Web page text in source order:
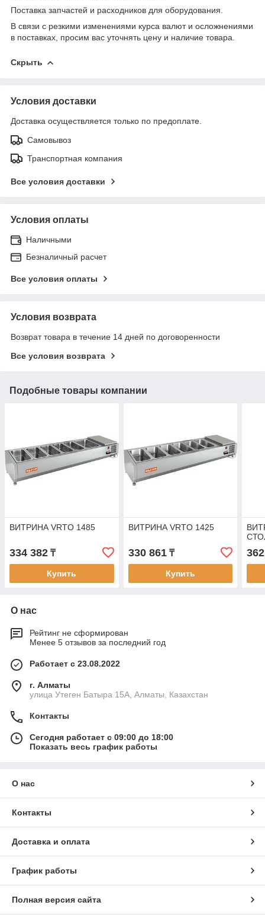
Поставка запчастей и расходников для оборудования.
В связи с резкими изменениями курса валют и осложнениями
в поставках, просим вас уточнять цену и наличие товара.
Скрыть
Условия доставки
Доставка осуществляется только по предоплате.
Самовывоз
Транспортная компания
Все условия доставки
Условия оплаты
Наличными
Безналичный расчет
Все условия оплаты
Условия возврата
Возврат товара в течение 14 дней по договоренности
Все условия возврата
Подобные товары компании
ВИТРИНА VRTO 1485
334 382 ₸
Купить
ВИТРИНА VRTO 1425
330 861₸
Купить
О нас
Рейтинг не сформирован
Менее 5 отзывов за последний год
Работает с 23.08.2022
г. Алматы
улица Утеген Батыра 15А, Алматы, Казахстан
Контакты
Сегодня работает с 09:00 до 18:00
Показать весь график работы
О нас
Контакты
Доставка и оплата
График работы
Полная версия сайта